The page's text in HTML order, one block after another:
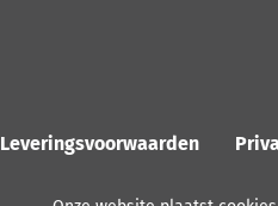
Leveringsvoorwaarden